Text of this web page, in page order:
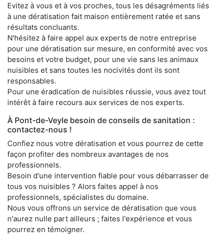
Evitez à vous et à vos proches, tous les désagréments liés
à une dératisation fait maison entièrement ratée et sans
résultats concluants.
N'hésitez à faire appel aux experts de notre entreprise
pour une dératisation sur mesure, en conformité avec vos
besoins et votre budget, pour une vie sans les animaux
nuisibles et sans toutes les nocivités dont ils sont
responsables.
Pour une éradication de nuisibles réussie, vous avez tout
intérêt à faire recours aux services de nos experts.
À Pont-de-Veyle besoin de conseils de sanitation :
contactez-nous !
Confiez nous votre dératisation et vous pourrez de cette
façon profiter des nombreux avantages de nos
professionnels.
Besoin d'une intervention fiable pour vous débarrasser de
tous vos nuisibles ? Alors faites appel à nos
professionnels, spécialistes du domaine.
Nous vous offrons un service de dératisation que vous
n'aurez nulle part ailleurs ; faites l'expérience et vous
pourrez en témoigner.